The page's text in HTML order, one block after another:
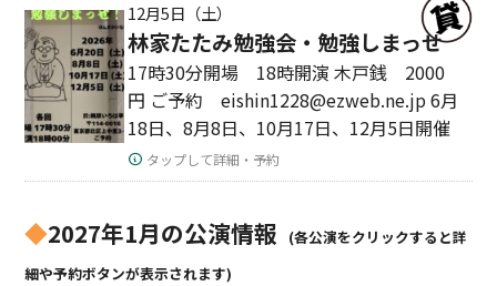
12月5日（土）
林家たたみ勉強会・勉強しまっせ
17時30分開場 18時開演 木戸銭 2000
円 ご予約 eishin1228@ezweb.ne.jp 6月
18日、8月8日、10月17日、12月5日開催
タップして詳細・予約
◆2027年1月の公演情報
(各公演をクリックすると詳
細や予約ボタンが表示されます)